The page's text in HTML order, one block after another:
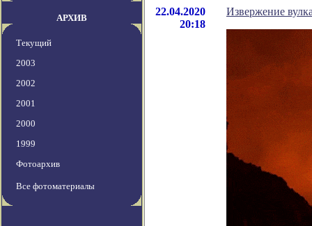
АРХИВ
Текущий
2003
2002
2001
2000
1999
Фотоархив
Все фотоматериалы
22.04.2020
20:18
Извержение